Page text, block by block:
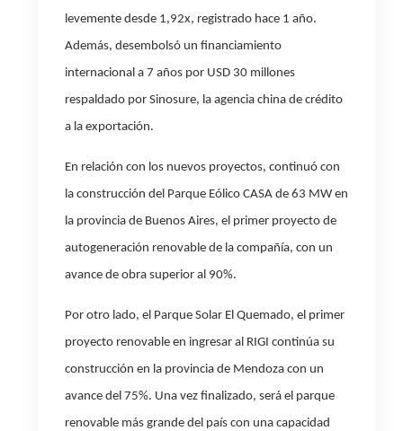
levemente desde 1,92x, registrado hace 1 año.
Además, desembolsó un financiamiento
internacional a 7 años por USD 30 millones
respaldado por Sinosure, la agencia china de crédito
a la exportación.
En relación con los nuevos proyectos, continuó con
la construcción del Parque Eólico CASA de 63 MW en
la provincia de Buenos Aires, el primer proyecto de
autogeneración renovable de la compañía, con un
avance de obra superior al 90%.
Por otro lado, el Parque Solar El Quemado, el primer
proyecto renovable en ingresar al RIGI continúa su
construcción en la provincia de Mendoza con un
avance del 75%. Una vez finalizado, será el parque
renovable más grande del país con una capacidad